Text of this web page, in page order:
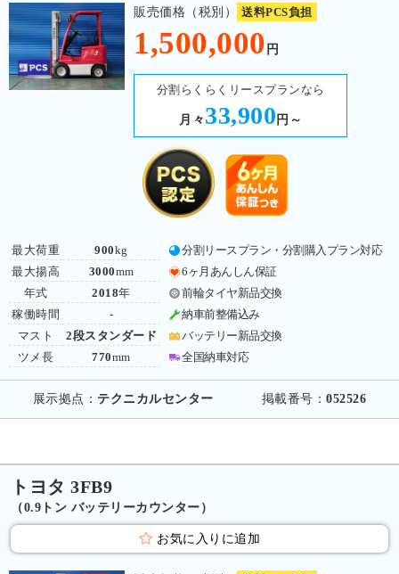
販売価格（税別） 送料PCS負担
1,500,000 円
分割らくらくリースプランなら
月々 33,900 円～
最大荷重
最大揚高
年式
稼働時間
マスト
ツメ長
900kg
3000mm
2018年
-
2段スタンダード
770mm
分割リースプラン・分割購入プラン対応
6ヶ月あんしん保証
前輪タイヤ新品交換
納車前整備込み
バッテリー新品交換
全国納車対応
展示拠点： テクニカルセンター 掲載番号：052526
トヨタ 3FB9
（0.9トン バッテリーカウンター）
お気に入りに追加